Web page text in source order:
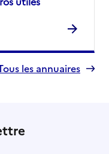
les annuaires